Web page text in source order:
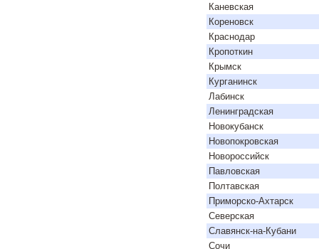
Каневская
Кореновск
Краснодар
Кропоткин
Крымск
Курганинск
Лабинск
Ленинградская
Новокубанск
Новопокровская
Новороссийск
Павловская
Полтавская
Приморско-Ахтарск
Северская
Славянск-на-Кубани
Сочи